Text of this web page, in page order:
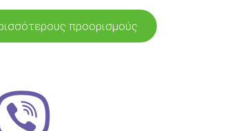
προορισμούς